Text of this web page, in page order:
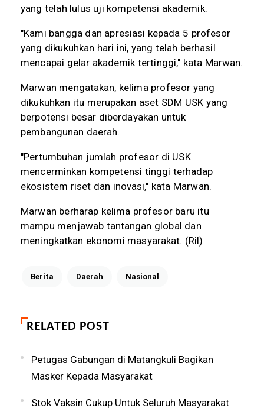
yang telah lulus uji kompetensi akademik.
"Kami bangga dan apresiasi kepada 5 profesor
yang dikukuhkan hari ini, yang telah berhasil
mencapai gelar akademik tertinggi," kata Marwan.
Marwan mengatakan, kelima profesor yang
dikukuhkan itu merupakan aset SDM USK yang
berpotensi besar diberdayakan untuk
pembangunan daerah.
"Pertumbuhan jumlah profesor di USK
mencerminkan kompetensi tinggi terhadap
ekosistem riset dan inovasi," kata Marwan.
Marwan berharap kelima profesor baru itu
mampu menjawab tantangan global dan
meningkatkan ekonomi masyarakat. (Ril)
Berita Daerah Nasional
RELATED POST
Petugas Gabungan di Matangkuli Bagikan
Masker Kepada Masyarakat
Stok Vaksin Cukup Untuk Seluruh Masyarakat